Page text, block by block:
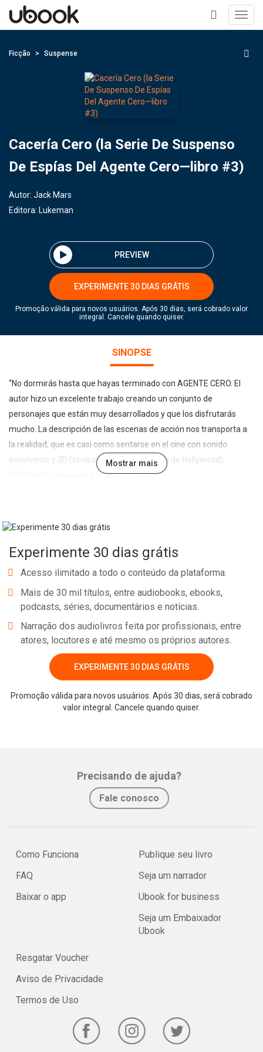
+
Ficção Suspense
Cacería Cero (la Serie De Suspenso
De Espías Del Agente Cero—libro #3)
Autor: Jack Mars
Editora: Lukeman
PREVIEW
EXPERIMENTE 30 DIAS GRÁTIS
Promoção válida para novos usuários. Após 30 dias, será cobrado valor
integral. Cancele quando quiser.
SINOPSE
“No dormirás hasta que hayas terminado con AGENTE CERO. El
autor hizo un excelente trabajo creando un conjunto de
personajes que están muy desarrollados y que los disfrutarás
mucho. La descripción de las escenas de acción nos transporta a
la realidad, que es casi como sentarse en el cine con sonido
envolvente y 3D (sería una increíble película de Hollywood).
Difícilmente esperaré por la secuela”.
descubre que sus dos hijas adolescentes han sido secuestradas y
están destinadas a una red de traficantes en Europa del Este, se
dejar un rastro de devastación es su camino, ya que rompe todas
las reglas, arriesga su propia vida y hace todo lo que puede para
recuperar a sus hijas.
Kent, ordenado por la CIA a retirarse, se niega. Sin el apoyo de la
agencia, con topos y asesinos en todos lados, con un amante en
Agente Cero debe luchar contra múltiples enemigos para
Mostrar mais
Experimente 30 dias grátis
Acesso ilimitado a todo o conteúdo da plataforma.
Mais de 30 mil títulos, entre audiobooks, ebooks,
podcasts, séries, documentários e notícias.
Narração dos audiolivros feita por profissionais, entre
atores, locutores e até mesmo os próprios autores.
EXPERIMENTE 30 DIAS GRÁTIS
Promoção válida para novos usuários. Após 30 dias, será cobrado
valor integral. Cancele quando quiser.
Precisando de ajuda?
Fale conosco
Como Funciona
FAQ
Baixar o app
Publique seu livro
Seja um narrador
Ubook for business
Seja um Embaixador
Ubook
Resgatar Voucher
Aviso de Privacidade
Termos de Uso
Whatsapp Facebook Twitter E-mail